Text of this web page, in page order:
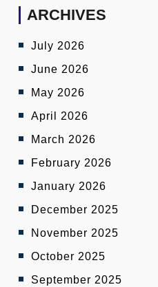
ARCHIVES
July 2026
June 2026
May 2026
April 2026
March 2026
February 2026
January 2026
December 2025
November 2025
October 2025
September 2025